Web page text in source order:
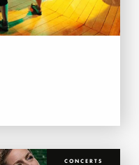
CONCERTS